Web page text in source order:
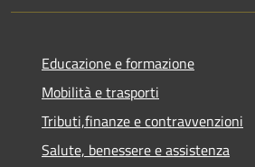
Educazione e formazione
Mobilità e trasporti
Tributi,finanze e contravvenzioni
Salute, benessere e assistenza